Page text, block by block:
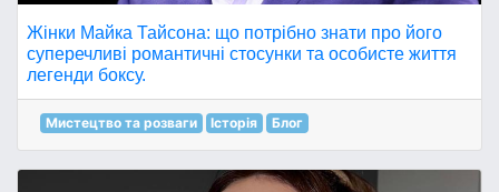
Жінки Майка Тайсона: що потрібно знати про його
суперечливі романтичні стосунки та особисте життя
легенди боксу.
Мистецтво та розваги Історія Блог